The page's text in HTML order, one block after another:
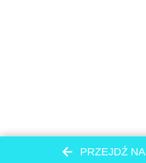
PRZEJDŹ NA